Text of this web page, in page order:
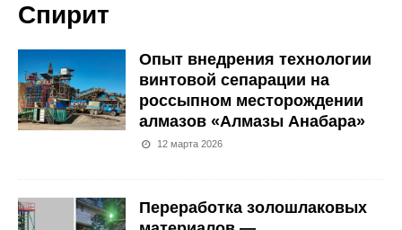
Спирит
Опыт внедрения технологии
винтовой сепарации на
россыпном месторождении
алмазов «Алмазы Анабара»
12 марта 2026
Переработка золошлаковых